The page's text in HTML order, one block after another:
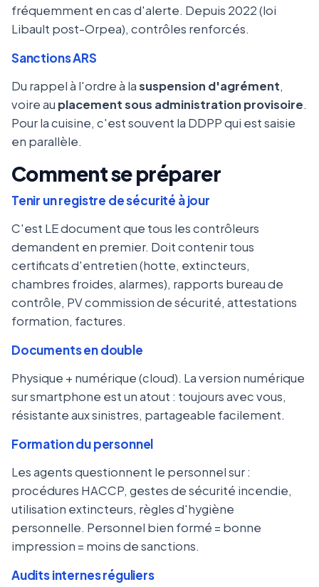
fréquemment en cas d'alerte. Depuis 2022 (loi
Libault post-Orpea), contrôles renforcés.
Sanctions ARS
Du rappel à l'ordre à lasuspension d'agrément,
voire au placement sous administration provisoire.
Pour la cuisine, c'est souvent la DDPP qui est saisie
en parallèle.
Comment se préparer
Tenir un registre de sécurité à jour
C'est LE document que tous les contrôleurs
demandent en premier. Doit contenir tous
certificats d'entretien (hotte, extincteurs,
chambres froides, alarmes), rapports bureau de
contrôle, PV commission de sécurité, attestations
formation, factures.
Documents en double
Physique + numérique (cloud). La version numérique
sur smartphone est un atout : toujours avec vous,
résistante aux sinistres, partageable facilement.
Formation du personnel
Les agents questionnent le personnel sur :
procédures HACCP, gestes de sécurité incendie,
utilisation extincteurs, règles d'hygiène
personnelle. Personnel bien formé = bonne
impression = moins de sanctions.
Audits internes réguliers